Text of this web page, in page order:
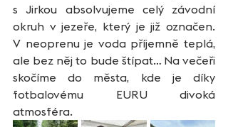
s Jirkou absolvujeme celý závodní
okruh v jezeře, který je již označen.
V neoprenu je voda příjemně teplá,
ale bez něj to bude štípat… Na večeři
skočíme do města, kde je díky
fotbalovému EURU divoká
atmosféra.